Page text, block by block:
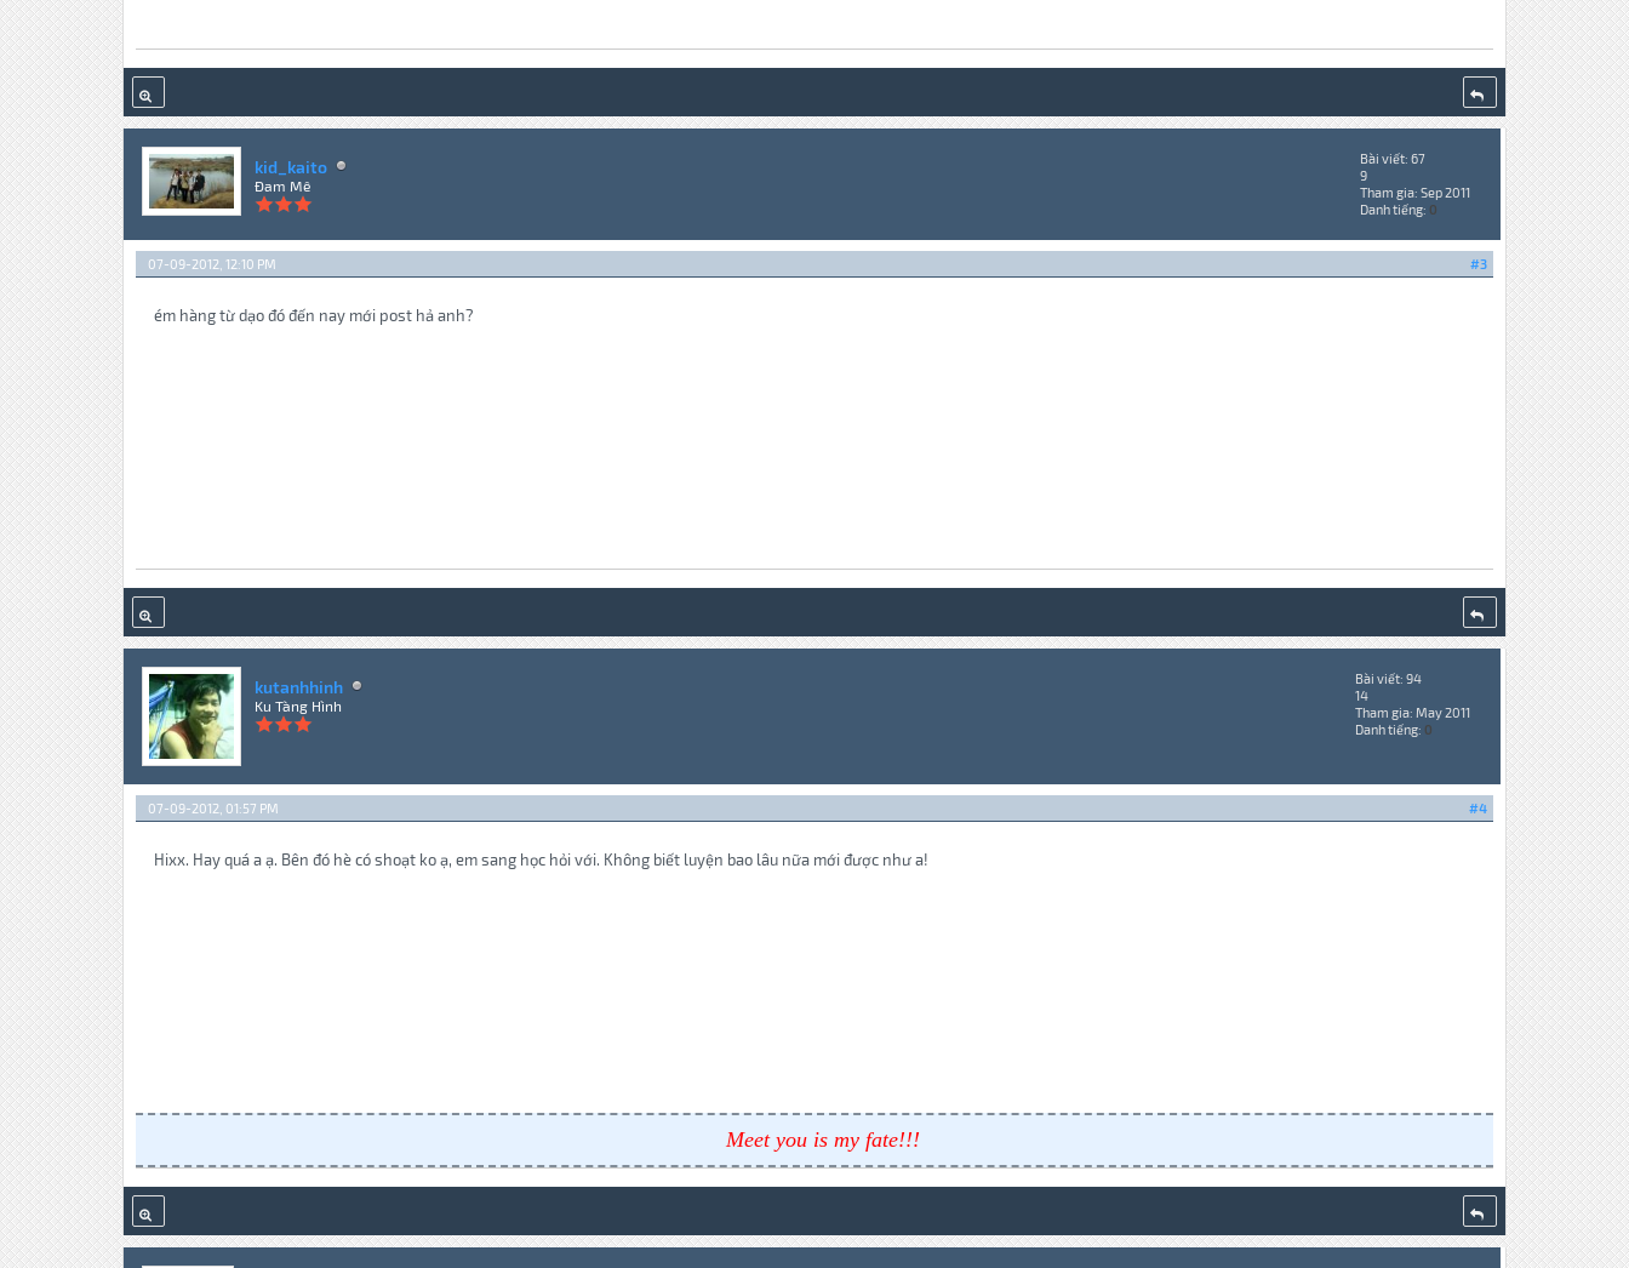
kid_kaito
Đam Mê
Bài viết: 67
9
Tham gia: Sep 2011
Danh tiếng: 0
#3
07-09-2012, 12:10 PM
ém hàng từ dạo đó đến nay mới post hả anh?
kutanhhinh
Ku Tàng Hình
Bài viết: 94
14
Tham gia: May 2011
Danh tiếng: 0
#4
07-09-2012, 01:57 PM
Hixx. Hay quá a ạ. Bên đó hè có shoạt ko ạ, em sang học hỏi với. Không biết luyện bao lâu nữa mới được như a!
Meet you is my fate!!!